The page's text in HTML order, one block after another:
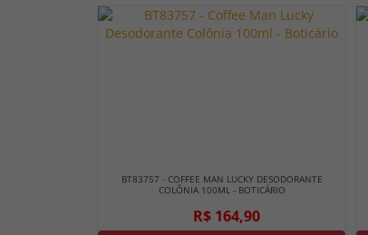
BT83757 - COFFEE MAN LUCKY DESODORANTE
COLÔNIA 100ML - BOTICÁRIO
R$ 164,90